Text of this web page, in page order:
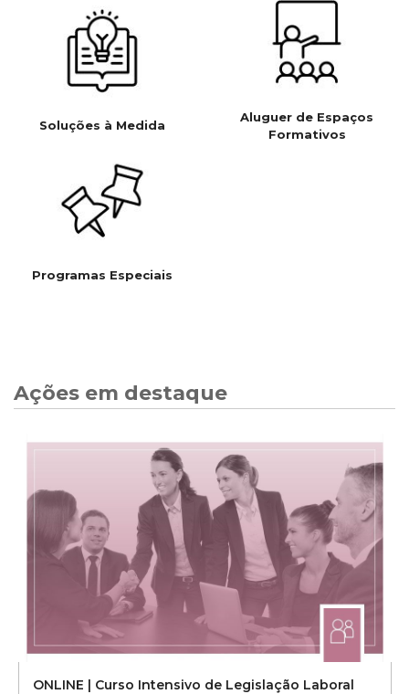
Soluções à Medida
Aluguer de Espaços
Formativos
Programas Especiais
Ações em destaque
ONLINE | Curso Intensivo de Legislação Laboral